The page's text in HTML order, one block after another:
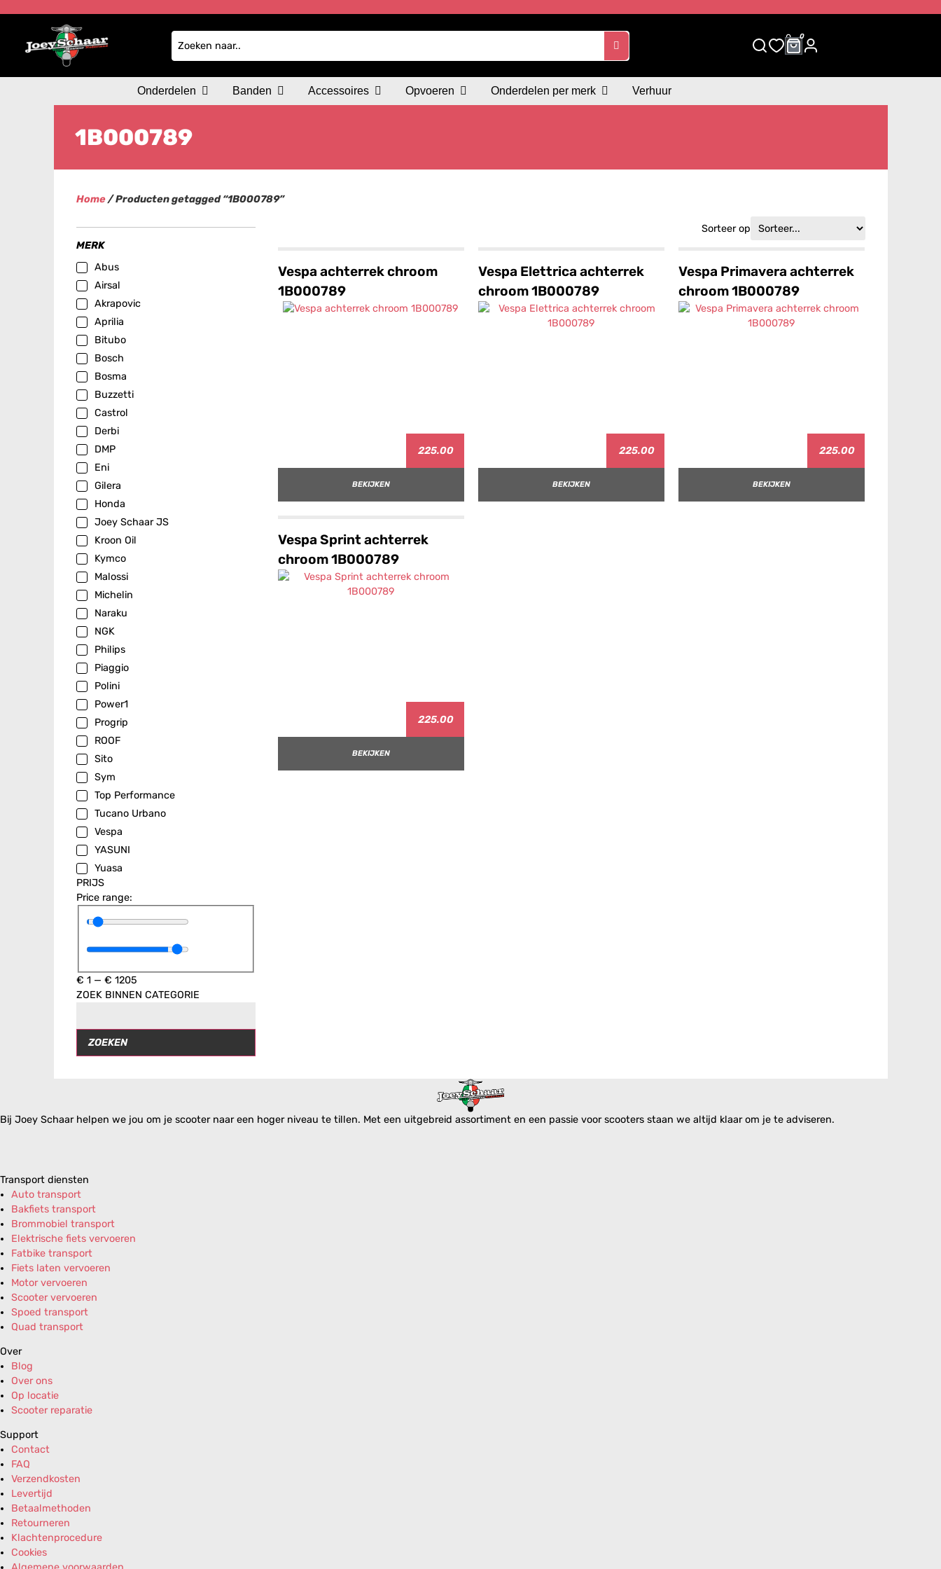
0 0
Onderdelen Banden Accessoires Opvoeren Onderdelen per merk Verhuur
1B000789
Home/ Producten getagged “1B000789”
MERK
Abus
Airsal
Akrapovic
Aprilia
Bitubo
Bosch
Bosma
Buzzetti
Castrol
Derbi
DMP
Eni
Gilera
Honda
Joey Schaar JS
Kroon Oil
Kymco
Malossi
Michelin
Naraku
NGK
Philips
Piaggio
Polini
Power1
Progrip
ROOF
Sito
Sym
Top Performance
Tucano Urbano
Vespa
YASUNI
Yuasa
PRIJS
Price range:
€ 1 — € 1205
ZOEK BINNEN CATEGORIE
ZOEKEN
Sorteer op
Vespa achterrek chroom
1B000789
225.00
BEKIJKEN
Vespa Elettrica achterrek
chroom 1B000789
225.00
BEKIJKEN
Vespa Primavera achterrek
chroom 1B000789
225.00
BEKIJKEN
Vespa Sprint achterrek
chroom 1B000789
225.00
BEKIJKEN
Bij Joey Schaar helpen we jou om je scooter naar een hoger niveau te tillen. Met een uitgebreid assortiment en een passie voor scooters staan we altijd klaar om je te adviseren.
Transport diensten
Auto transport
Bakfiets transport
Brommobiel transport
Elektrische fiets vervoeren
Fatbike transport
Fiets laten vervoeren
Motor vervoeren
Scooter vervoeren
Spoed transport
Quad transport
Over
Blog
Over ons
Op locatie
Scooter reparatie
Support
Contact
FAQ
Verzendkosten
Levertijd
Betaalmethoden
Retourneren
Klachtenprocedure
Cookies